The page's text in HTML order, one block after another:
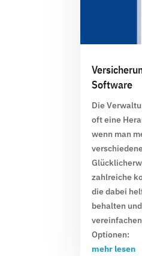
Software
Die
oft eine
wenn man
zahlreiche
die dabei
behalten
Optionen:
mehr lesen